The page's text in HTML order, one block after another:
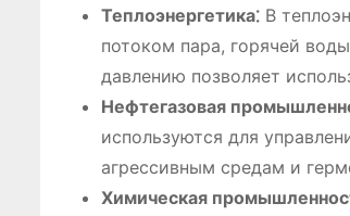
Теплоэнергетика⁚ В
потоком пара, горячей
давлению позволяет
Нефтегазовая
используются для
агрессивным средам и
Химическая